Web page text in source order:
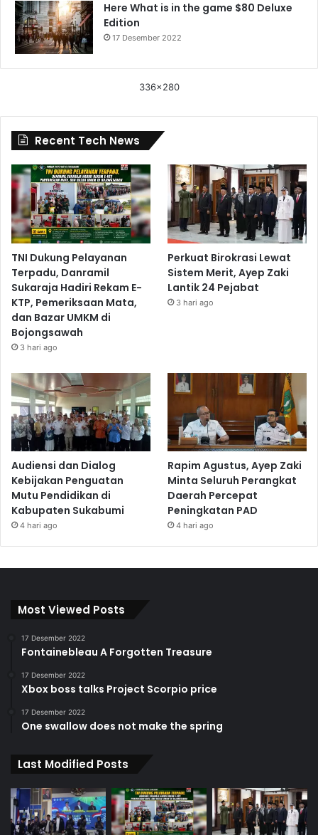
Here What is in the game $80 Deluxe
Edition
17 Desember 2022
336x280
Recent Tech News
TNI Dukung Pelayanan
Terpadu, Danramil
Sukaraja Hadiri Rekam E-
KTP, Pemeriksaan Mata,
dan Bazar UMKM di
Bojongsawah
3 hari ago
Perkuat Birokrasi Lewat
Sistem Merit, Ayep Zaki
Lantik 24 Pejabat
3 hari ago
Audiensi dan Dialog
Kebijakan Penguatan
Mutu Pendidikan di
Kabupaten Sukabumi
4 hari ago
Rapim Agustus, Ayep Zaki
Minta Seluruh Perangkat
Daerah Percepat
Peningkatan PAD
4 hari ago
Most Viewed Posts
17 Desember 2022
Fontainebleau A Forgotten Treasure
17 Desember 2022
Xbox boss talks Project Scorpio price
17 Desember 2022
One swallow does not make the spring
Last Modified Posts